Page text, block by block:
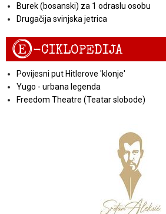
Burek (bosanski) za 1 odraslu osobu
Drugačija svinjska jetrica
E-CIKLOPEDIJA
Povijesni put Hitlerove 'klonje'
Yugo - urbana legenda
Freedom Theatre (Teatar slobode)